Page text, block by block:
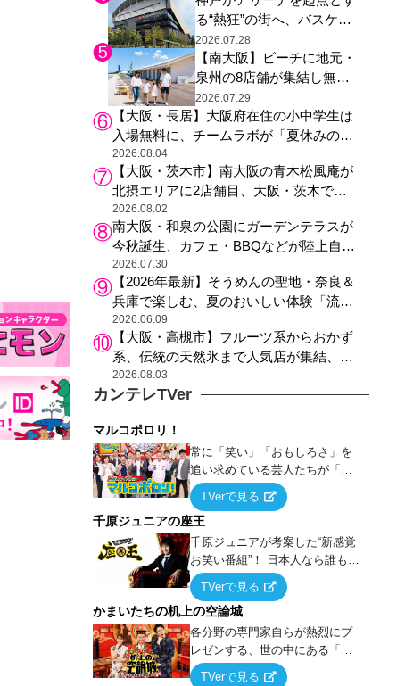
た駅弁やグッズが登場
る“熱狂”の街へ、バスケ八
村塁ファンイベントや音楽
フェスで三宮・ウォーター
フロントを活性化
2026.07.28
【南大阪】ビーチに地元・
泉州の8店舗が集結し無料
のしらすごはん振る舞い
も、泉南ロングパークの
「海のマルシェ」がリニュ
2026.07.29
【大阪・長居】大阪府在住の小中学生は
入場無料に、チームラボが「夏休みの自
由研究の課題に」と「ボタニカルガーデ
ン 大阪」へ招待
2026.08.04
【大阪・茨木市】南大阪の青木松風庵が
北摂エリアに2店舗目、大阪・茨木で
も“焼きたて”の月化粧が食べられる
2026.08.02
南大阪・和泉の公園にガーデンテラスが
今秋誕生、カフェ・BBQなどが陸上自衛
隊駐屯地近くの桜の名所・黒鳥山公園に
2026.07.30
【2026年最新】そうめんの聖地・奈良＆
兵庫で楽しむ、夏のおいしい体験「流し
そうめん体験」おすすめ3選
2026.06.09
【大阪・高槻市】フルーツ系からおかず
系、伝統の天然氷まで人気店が集結、高
槻阪急スクエアで「かき氷」祭り
2026.08.03
カンテレTVer
マルコポロリ！
常に「笑い」「おもしろさ」を
追い求めている芸人たちが「芸
能界」という大海原に漕ぎ出で
て、新たなオモシロ人間を発掘
する！
TVerで見る
千原ジュニアの座王
千原ジュニアが考案した“新感覚
お笑い番組”！ 日本人なら誰もが
馴染みのある『イス取りゲー
ム』をベースに、大喜利・ギャ
グ・モノボケ・歌…など様々な
お題で芸人がショートネタを競
い合う！
TVerで見る
かまいたちの机上の空論城
各分野の専門家自らが熱烈にプ
レゼンする、世の中にある「試
したことはないが、やってみた
TVerで見る